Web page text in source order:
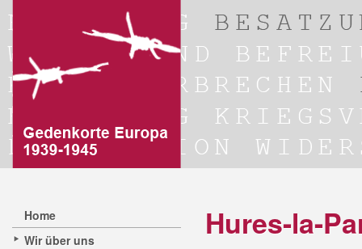
Home
Wir über uns
Hures-la-